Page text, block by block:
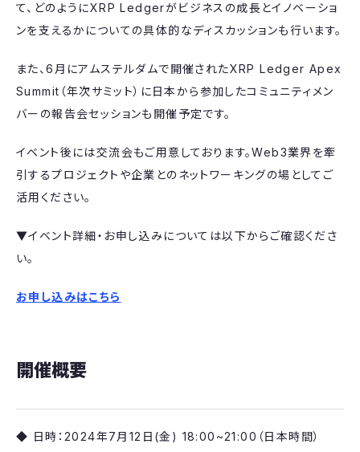
て、どのようにXRP Ledgerがビジネスの成長とイノベーショ
ンを支えるかについての具体的なディスカッションも行います。
​また、6月にアムステルダムで開催されたXRP Ledger Apex
Summit（年次サミット）に日本から参加したコミュニティメン
バーの報告会セッションも開催予定です。
イベント後には交流会もご用意しております。Web3業界を牽
引するプロジェクトや企業とのネットワーキングの場としてご
活用ください。
▼イベント詳細・お申し込みについては以下からご確認くださ
い。
お申し込みはこちら
開催概要
◆ 日時：2024年7月12日(金) 18:00~21:00（日本時間）